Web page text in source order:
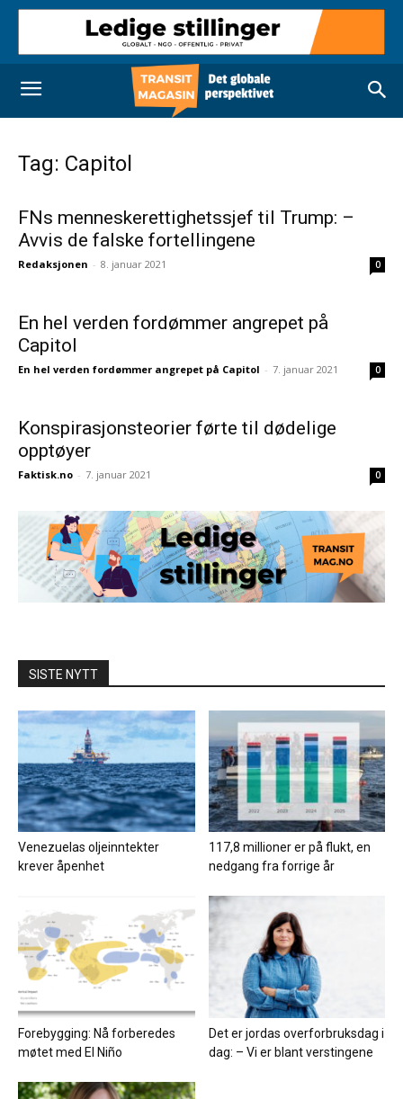
Tag: Capitol
FNs menneskerettighetssjef til Trump: –
Avvis de falske fortellingene
Redaksjonen - 8. januar 2021 0
En hel verden fordømmer angrepet på
Capitol
En hel verden fordømmer angrepet på Capitol - 7. januar 2021 0
Konspirasjonsteorier førte til dødelige
opptøyer
Faktisk.no - 7. januar 2021 0
SISTE NYTT
Venezuelas oljeinntekter
krever åpenhet
117,8 millioner er på flukt, en
nedgang fra forrige år
Forebygging: Nå forberedes
møtet med El Niño
Det er jordas overforbruksdag i
dag: – Vi er blant verstingene